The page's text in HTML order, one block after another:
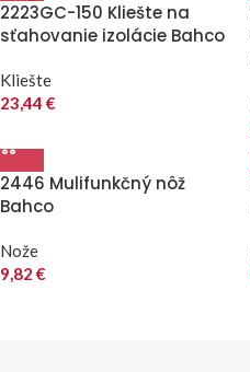
2223GC-150 Kliešte na
sťahovanie izolácie Bahco
Kliešte
23,44 €
2446 Mulifunkčný nôž
Bahco
Nože
9,82 €